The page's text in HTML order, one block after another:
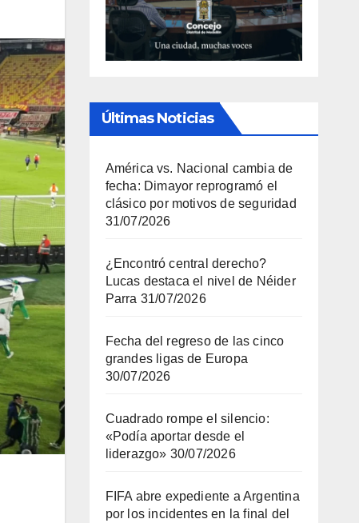
Últimas Noticias
América vs. Nacional cambia de
fecha: Dimayor reprogramó el
clásico por motivos de seguridad
31/07/2026
¿Encontró central derecho?
Lucas destaca el nivel de Néider
Parra 31/07/2026
Fecha del regreso de las cinco
grandes ligas de Europa
30/07/2026
Cuadrado rompe el silencio:
«Podía aportar desde el
liderazgo» 30/07/2026
FIFA abre expediente a Argentina
por los incidentes en la final del